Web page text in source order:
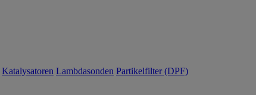
Katalysatoren Lambdasonden Partikelfilter (DPF)